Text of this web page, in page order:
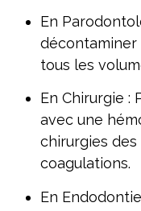
En
tous les
En Chirurgie :
avec une
chirurgies
coagulations.
En